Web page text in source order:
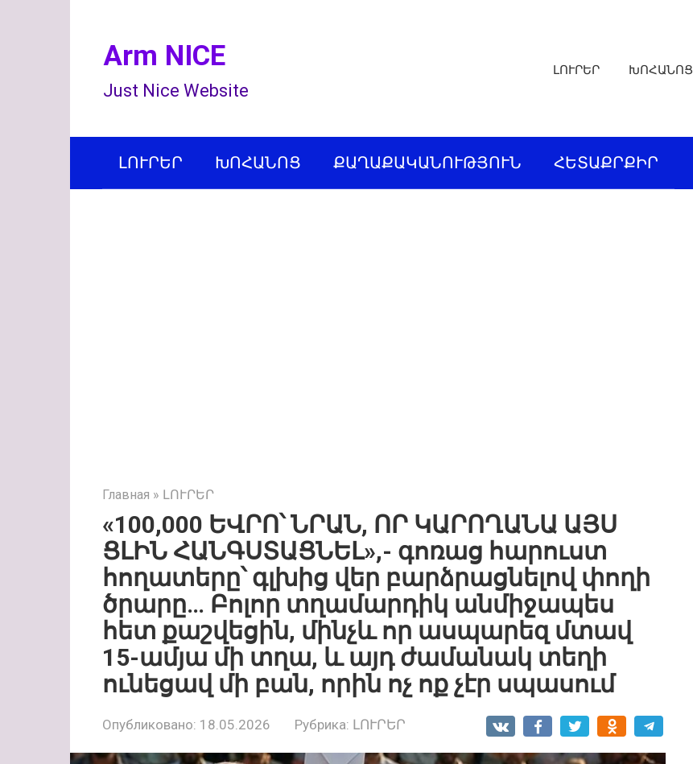
Arm NICE
Just Nice Website
ԼՈՒՐԵՐ ԽՈՀԱՆՈՑ
ԼՈՒՐԵՐ ԽՈՀԱՆՈՑ ՔԱՂԱՔԱԿԱՆՈՒԹՅՈՒՆ ՀԵՏԱՔՐՔԻՐ
Главная » ԼՈՒՐԵՐ
«100,000 ԵՎՐՈ՝ ՆՐԱՆ, ՈՐ ԿԱՐՈՂԱՆԱ ԱՅՍ
ՑԼԻՆ ՀԱՆԳՍՏԱՑՆԵԼ»,- գոռաց հարուստ
հողատերը՝ գլխից վեր բարձրացնելով փողի
ծրարը… Բոլոր տղամարդիկ անմիջապես
հետ քաշվեցին, մինչև որ ասպարեզ մտավ
15-ամյա մի տղա, և այդ ժամանակ տեղի
ունեցավ մի բան, որին ոչ ոք չէր սպասում
Опубликовано: 18.05.2026 Рубрика: ԼՈՒՐԵՐ